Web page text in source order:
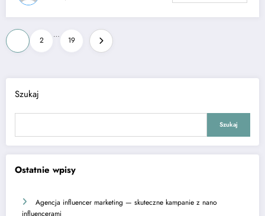
Stronicowanie
wpisów
2
…
19
Szukaj
Szukaj
Ostatnie wpisy
Agencja influencer marketing — skuteczne kampanie z nano
influencerami